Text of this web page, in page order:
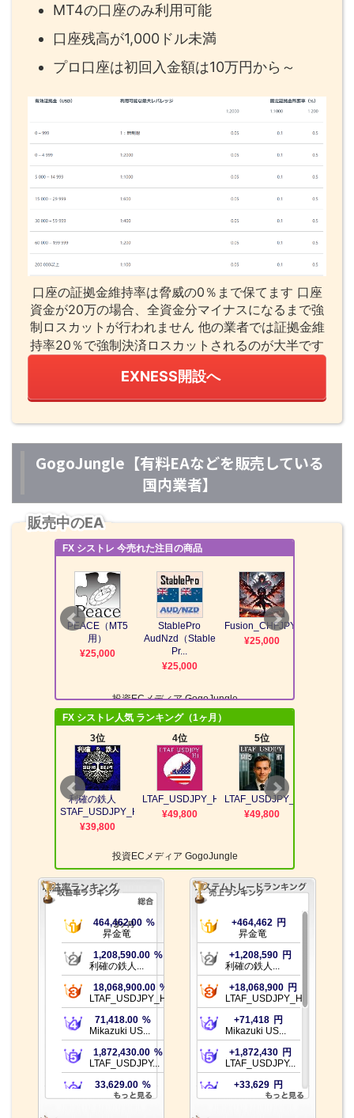
MT4の口座のみ利用可能
口座残高が1,000ドル未満
プロ口座は初回入金額は10万円から～
口座の証拠金維持率は脅威の0％まで保てます 口座
資金が20万の場合、全資金分マイナスになるまで強
制ロスカットが行われません 他の業者では証拠金維
持率20％で強制決済ロスカットされるのが大半です
EXNESS開設へ
GogoJungle【有料EAなどを販売している
国内業者】
販売中のEA